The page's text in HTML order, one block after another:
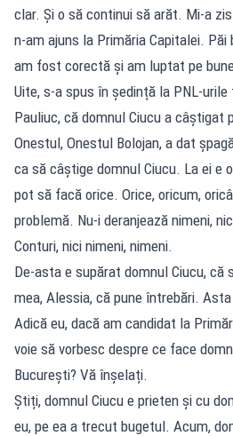
clar. Și o să continui să arăt. Mi-a
n-am ajuns la Primăria Capitalei. Păi
am fost corectă și am luptat pe
Uite, s-a spus în ședință la PNL-
Pauliuc, că domnul Ciucu a câștigat
Onestul, Onestul Bolojan, a dat
ca să câștige domnul Ciucu. La ei e
pot să facă orice. Orice, oricum,
problemă. Nu-i deranjează nimeni,
Conturi, nici nimeni, nimeni.
De-asta e supărat domnul Ciucu, că
mea, Alessia, că pune întrebări.
Adică eu, dacă am candidat la
voie să vorbesc despre ce face
București? Vă înșelați.
Știți, domnul Ciucu e prieten și cu
eu, pe ea a trecut bugetul. Acum,